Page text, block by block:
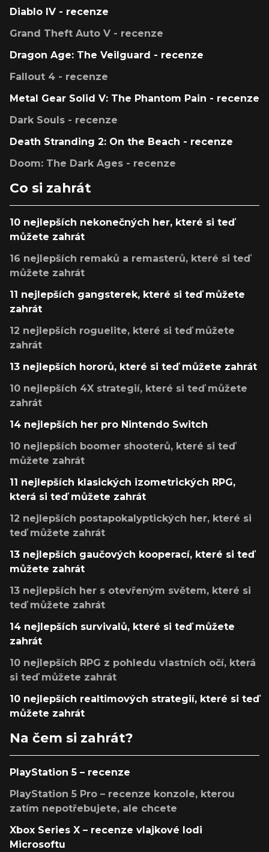
Diablo IV - recenze
Grand Theft Auto V - recenze
Dragon Age: The Veilguard - recenze
Fallout 4 - recenze
Metal Gear Solid V: The Phantom Pain - recenze
Dark Souls - recenze
Death Stranding 2: On the Beach - recenze
Doom: The Dark Ages - recenze
Co si zahrát
10 nejlepších nekonečných her, které si teď
můžete zahrát
16 nejlepších remaků a remasterů, které si teď
můžete zahrát
11 nejlepších gangsterek, které si teď můžete
zahrát
12 nejlepších roguelite, které si teď můžete
zahrát
13 nejlepších hororů, které si teď můžete zahrát
10 nejlepších 4X strategií, které si teď můžete
zahrát
14 nejlepších her pro Nintendo Switch
10 nejlepších boomer shooterů, které si teď
můžete zahrát
11 nejlepších klasických izometrických RPG,
která si teď můžete zahrát
12 nejlepších postapokalyptických her, které si
teď můžete zahrát
13 nejlepších gaučových kooperací, které si teď
můžete zahrát
13 nejlepších her s otevřeným světem, které si
teď můžete zahrát
14 nejlepších survivalů, které si teď můžete
zahrát
10 nejlepších RPG z pohledu vlastních očí, která
si teď můžete zahrát
10 nejlepších realtimových strategií, které si teď
můžete zahrát
Na čem si zahrát?
PlayStation 5 – recenze
PlayStation 5 Pro – recenze konzole, kterou
zatím nepotřebujete, ale chcete
Xbox Series X – recenze vlajkové lodi
Microsoftu